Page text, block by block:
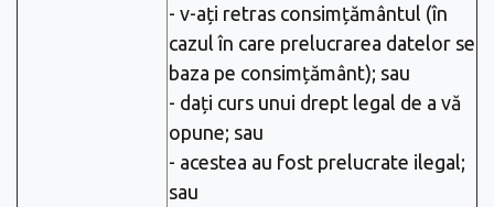
- v-ați retras consimțământul (în
cazul în care prelucrarea datelor se
baza pe consimțământ); sau
- dați curs unui drept legal de a vă
opune; sau
- acestea au fost prelucrate ilegal;
sau